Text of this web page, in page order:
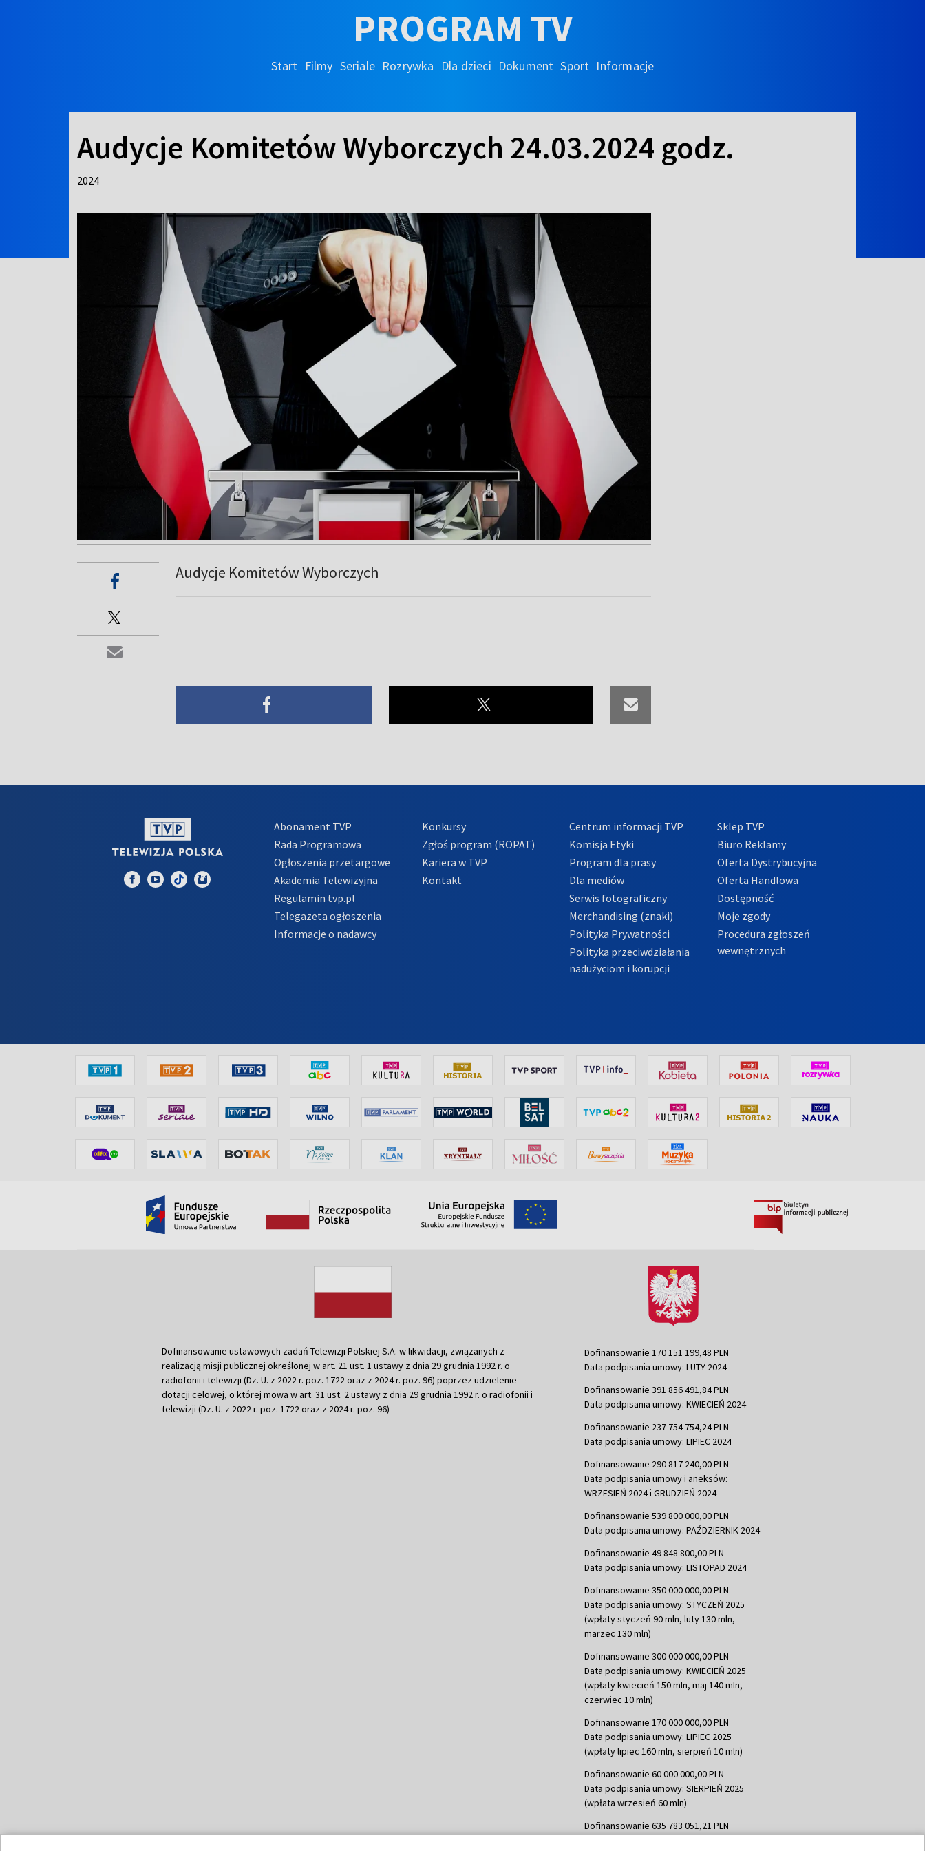
PROGRAM TV
Start Filmy Seriale Rozrywka Dla dzieci Dokument Sport Informacje
Audycje Komitetów Wyborczych 24.03.2024 godz.
2024
Audycje Komitetów Wyborczych
Abonament TVP
Rada Programowa
Ogłoszenia przetargowe
Akademia Telewizyjna
Regulamin tvp.pl
Telegazeta ogłoszenia
Informacje o nadawcy
Konkursy
Zgłoś program (ROPAT)
Kariera w TVP
Kontakt
Centrum informacji TVP
Komisja Etyki
Program dla prasy
Dla mediów
Serwis fotograficzny
Merchandising (znaki)
Polityka Prywatności
Polityka przeciwdziałania
nadużyciom i korupcji
Sklep TVP
Biuro Reklamy
Oferta Dystrybucyjna
Oferta Handlowa
Dostępność
Moje zgody
Procedura zgłoszeń
wewnętrznych
Dofinansowanie ustawowych zadań Telewizji Polskiej S.A. w likwidacji, związanych z
realizacją misji publicznej określonej w art. 21 ust. 1 ustawy z dnia 29 grudnia 1992 r. o
radiofonii i telewizji (Dz. U. z 2022 r. poz. 1722 oraz z 2024 r. poz. 96) poprzez udzielenie
dotacji celowej, o której mowa w art. 31 ust. 2 ustawy z dnia 29 grudnia 1992 r. o radiofonii i
telewizji (Dz. U. z 2022 r. poz. 1722 oraz z 2024 r. poz. 96)
Dofinansowanie 170 151 199,48 PLN
Data podpisania umowy: LUTY 2024
Dofinansowanie 391 856 491,84 PLN
Data podpisania umowy: KWIECIEŃ 2024
Dofinansowanie 237 754 754,24 PLN
Data podpisania umowy: LIPIEC 2024
Dofinansowanie 290 817 240,00 PLN
Data podpisania umowy i aneksów:
WRZESIEŃ 2024 i GRUDZIEŃ 2024
Dofinansowanie 539 800 000,00 PLN
Data podpisania umowy: PAŹDZIERNIK 2024
Dofinansowanie 49 848 800,00 PLN
Data podpisania umowy: LISTOPAD 2024
Dofinansowanie 350 000 000,00 PLN
Data podpisania umowy: STYCZEŃ 2025
(wpłaty styczeń 90 mln, luty 130 mln,
marzec 130 mln)
Dofinansowanie 300 000 000,00 PLN
Data podpisania umowy: KWIECIEŃ 2025
(wpłaty kwiecień 150 mln, maj 140 mln,
czerwiec 10 mln)
Dofinansowanie 170 000 000,00 PLN
Data podpisania umowy: LIPIEC 2025
(wpłaty lipiec 160 mln, sierpień 10 mln)
Dofinansowanie 60 000 000,00 PLN
Data podpisania umowy: SIERPIEŃ 2025
(wpłata wrzesień 60 mln)
Dofinansowanie 635 783 051,21 PLN